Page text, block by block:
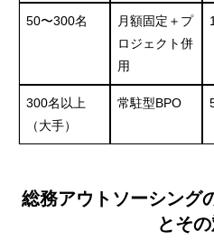
50〜300名
月額固定＋プ
ロジェクト併
用
300名以上
（大手）
常駐型BPO
総務アウトソーシング
とそ